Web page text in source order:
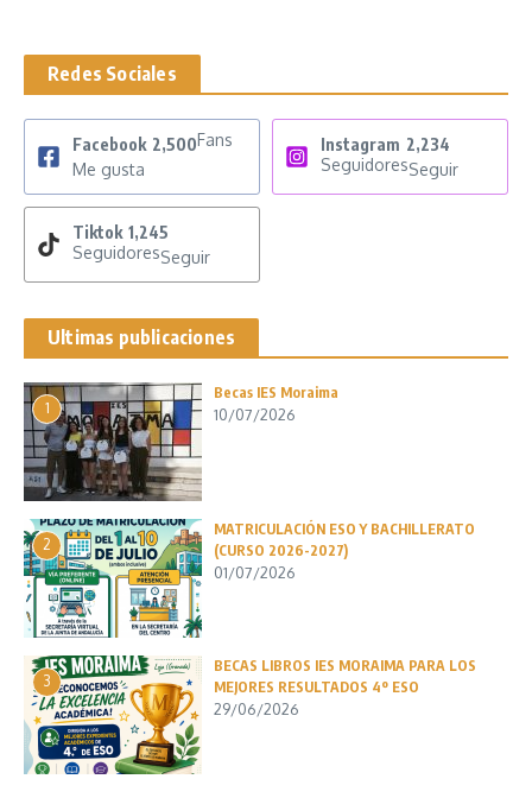
Redes Sociales
Facebook 2,500Fans
Me gusta
Instagram 2,234
SeguidoresSeguir
Tiktok 1,245
SeguidoresSeguir
Ultimas publicaciones
1
Becas IES Moraima
10/07/2026
2
MATRICULACIÓN ESO Y BACHILLERATO
(CURSO 2026-2027)
01/07/2026
3
BECAS LIBROS IES MORAIMA PARA LOS
MEJORES RESULTADOS 4º ESO
29/06/2026